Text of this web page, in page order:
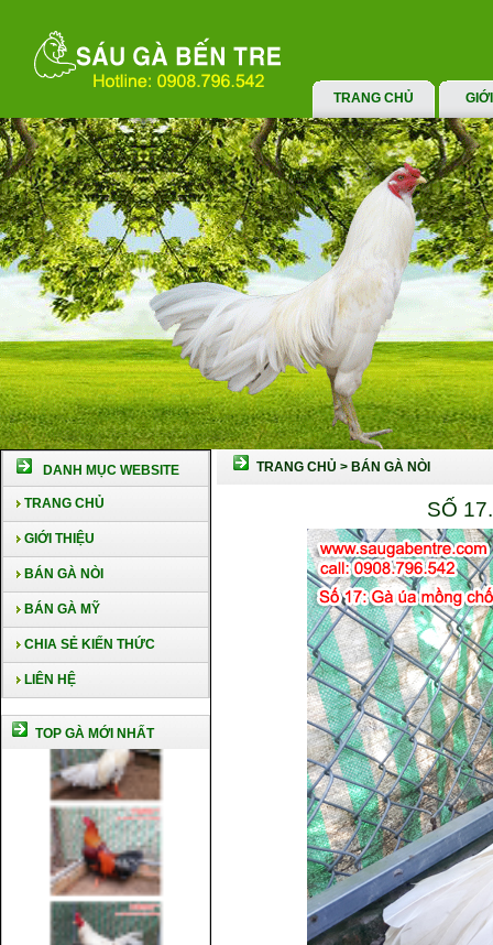
TRANG CHỦ
DANH MỤC WEBSITE
TRANG CHỦ
GIỚI THIỆU
BÁN GÀ NÒI
BÁN GÀ MỸ
CHIA SẺ KIẾN THỨC
LIÊN HỆ
TOP GÀ MỚI NHẤT
TRANG CHỦ > BÁN GÀ NÒI
SỐ